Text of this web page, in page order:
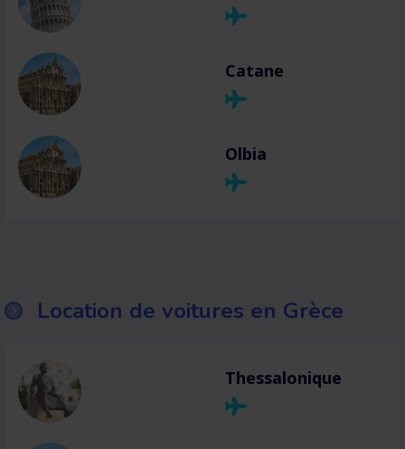
Catane
Olbia
Location de voitures en Grèce
Thessalonique